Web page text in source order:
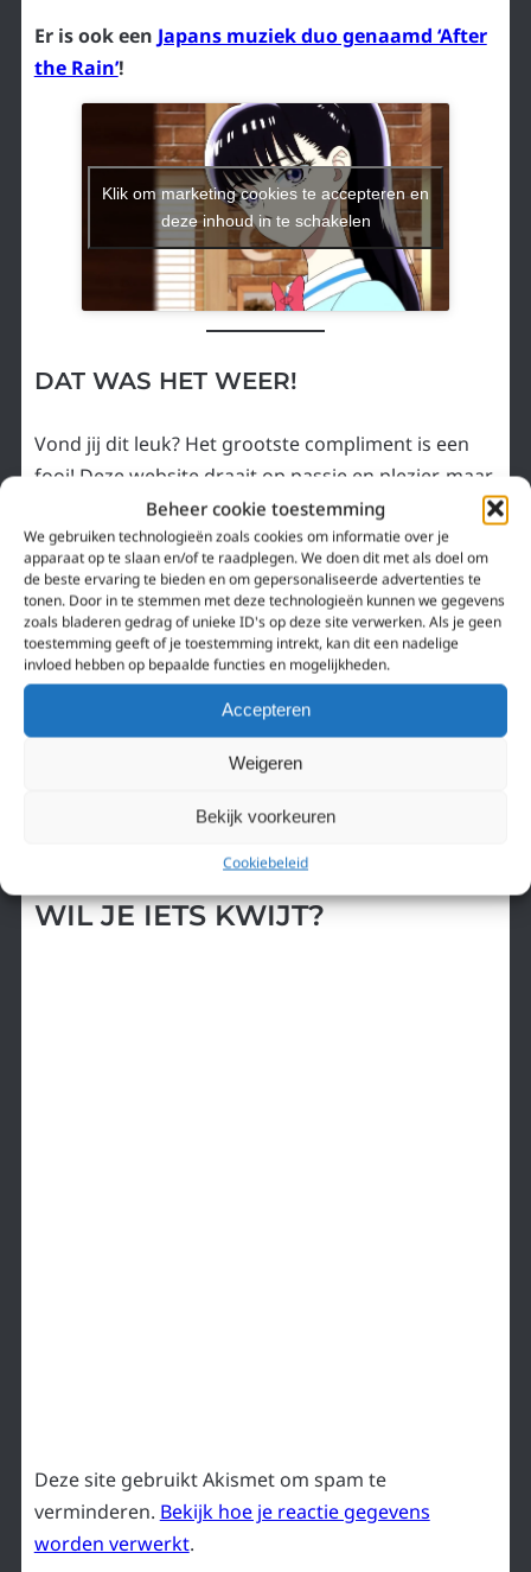
Beheer cookie toestemming
We gebruiken technologieën zoals cookies om informatie over je
apparaat op te slaan en/of te raadplegen. We doen dit met als doel om
de beste ervaring te bieden en om gepersonaliseerde advertenties te
tonen. Door in te stemmen met deze technologieën kunnen we gegevens
zoals bladeren gedrag of unieke ID's op deze site verwerken. Als je geen
toestemming geeft of je toestemming intrekt, kan dit een nadelige
invloed hebben op bepaalde functies en mogelijkheden.
Accepteren
Weigeren
Bekijk voorkeuren
Cookiebeleid
Er is ook een Japans muziek duo genaamd ‘After
the Rain’!
Klik om marketing cookies te accepteren en
deze inhoud in te schakelen
DAT WAS HET WEER!
Vond jij dit leuk? Het grootste compliment is een
fooi! Deze website draait op passie en plezier, maar
het onderhouden van een website kost geld.
Dankzij jouw bijdrage kunnen we Animeazing.nl
elke dag ietsje beter maken. Dankjewel o((>ω< ))o
Like onzeFacebook paginaof volg onsTwitter
De ontroerende kracht van animatie in
een Koreaanse cartoon: There She Is!!
Yaoi: idealistische liefde
WIL JE IETS KWIJT?
Deze site gebruikt Akismet om spam te
verminderen. Bekijk hoe je reactie gegevens
worden verwerkt.